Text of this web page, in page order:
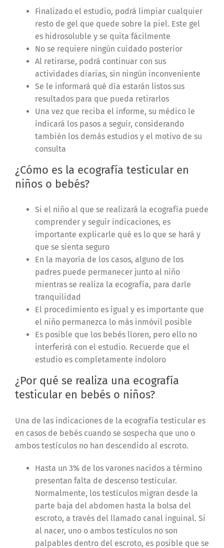
Finalizado el estudio, podrá limpiar cualquier
resto de gel que quede sobre la piel. Este gel
es hidrosoluble y se quita fácilmente
No se requiere ningún cuidado posterior
Al retirarse, podrá continuar con sus
actividades diarias, sin ningún inconveniente
Se le informará qué día estarán listos sus
resultados para que pueda retirarlos
Una vez que reciba el informe, su médico le
indicará los pasos a seguir, considerando
también los demás estudios y el motivo de su
consulta
¿Cómo es la ecografía testicular en
niños o bebés?
Si el niño al que se realizará la ecografía puede
comprender y seguir indicaciones, es
importante explicarle qué es lo que se hará y
que se sienta seguro
En la mayoría de los casos, alguno de los
padres puede permanecer junto al niño
mientras se realiza la ecografía, para darle
tranquilidad
El procedimiento es igual y es importante que
el niño permanezca lo más inmóvil posible
Es posible que los bebés lloren, pero ello no
interferirá con el estudio. Recuerde que el
estudio es completamente indoloro
¿Por qué se realiza una ecografía
testicular en bebés o niños?
Una de las indicaciones de la ecografía testicular es
en casos de bebés cuando se sospecha que uno o
ambos testículos no han descendido al escroto.
Hasta un 3% de los varones nacidos a término
presentan falta de descenso testicular.
Normalmente, los testículos migran desde la
parte baja del abdomen hasta la bolsa del
escroto, a través del llamado canal inguinal. Si
al nacer, uno o ambos testículos no son
palpables dentro del escroto, es posible que se